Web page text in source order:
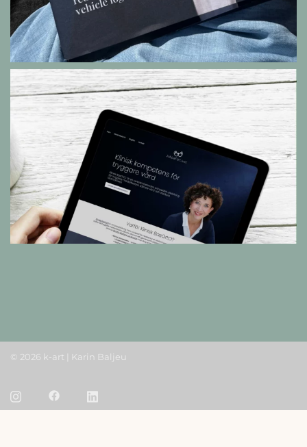
© 2026 k-art | Karin Baljeu